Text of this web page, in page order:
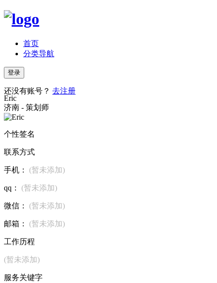
首页
分类导航
登录
还没有账号？ 去注册
Eric
济南 - 策划师
个性签名
联系方式
手机： (暂未添加)
qq： (暂未添加)
微信： (暂未添加)
邮箱： (暂未添加)
工作历程
(暂未添加)
服务关键字